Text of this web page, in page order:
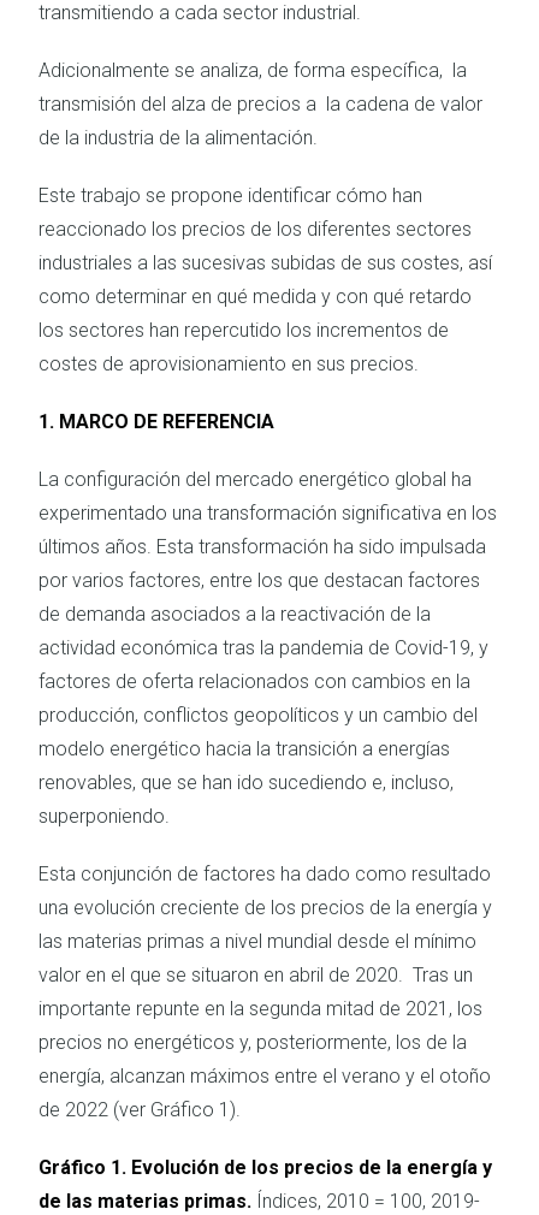
transmitiendo a cada sector industrial.
Adicionalmente se analiza, de forma específica, la
transmisión del alza de precios a la cadena de valor
de la industria de la alimentación.
Este trabajo se propone identificar cómo han
reaccionado los precios de los diferentes sectores
industriales a las sucesivas subidas de sus costes, así
como determinar en qué medida y con qué retardo
los sectores han repercutido los incrementos de
costes de aprovisionamiento en sus precios.
1. MARCO DE REFERENCIA
La configuración del mercado energético global ha
experimentado una transformación significativa en los
últimos años. Esta transformación ha sido impulsada
por varios factores, entre los que destacan factores
de demanda asociados a la reactivación de la
actividad económica tras la pandemia de Covid-19, y
factores de oferta relacionados con cambios en la
producción, conflictos geopolíticos y un cambio del
modelo energético hacia la transición a energías
renovables, que se han ido sucediendo e, incluso,
superponiendo.
Esta conjunción de factores ha dado como resultado
una evolución creciente de los precios de la energía y
las materias primas a nivel mundial desde el mínimo
valor en el que se situaron en abril de 2020. Tras un
importante repunte en la segunda mitad de 2021, los
precios no energéticos y, posteriormente, los de la
energía, alcanzan máximos entre el verano y el otoño
de 2022 (ver Gráfico 1).
Gráfico 1. Evolución de los precios de la energía y
de las materias primas. Índices, 2010 = 100, 2019-